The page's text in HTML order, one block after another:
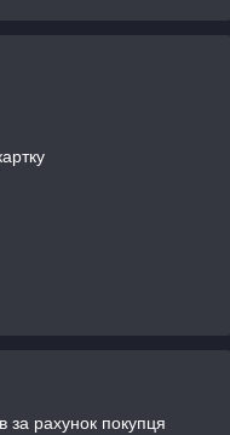
за рахунок покупця